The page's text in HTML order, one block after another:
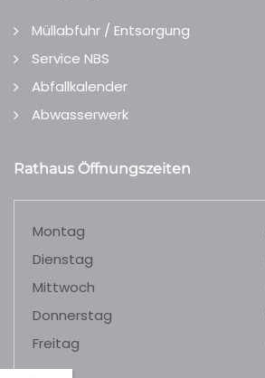
Müllabfuhr / Entsorgung
Service NBS
Abfallkalender
Abwasserwerk
Rathaus Öffnungszeiten
Montag
Dienstag
Mittwoch
Donnerstag
Freitag